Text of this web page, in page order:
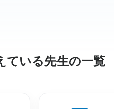
ている先生の一覧